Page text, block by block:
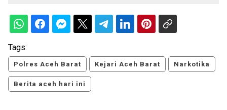
Tags:
Polres Aceh Barat Kejari Aceh Barat Narkotika
Berita aceh hari ini